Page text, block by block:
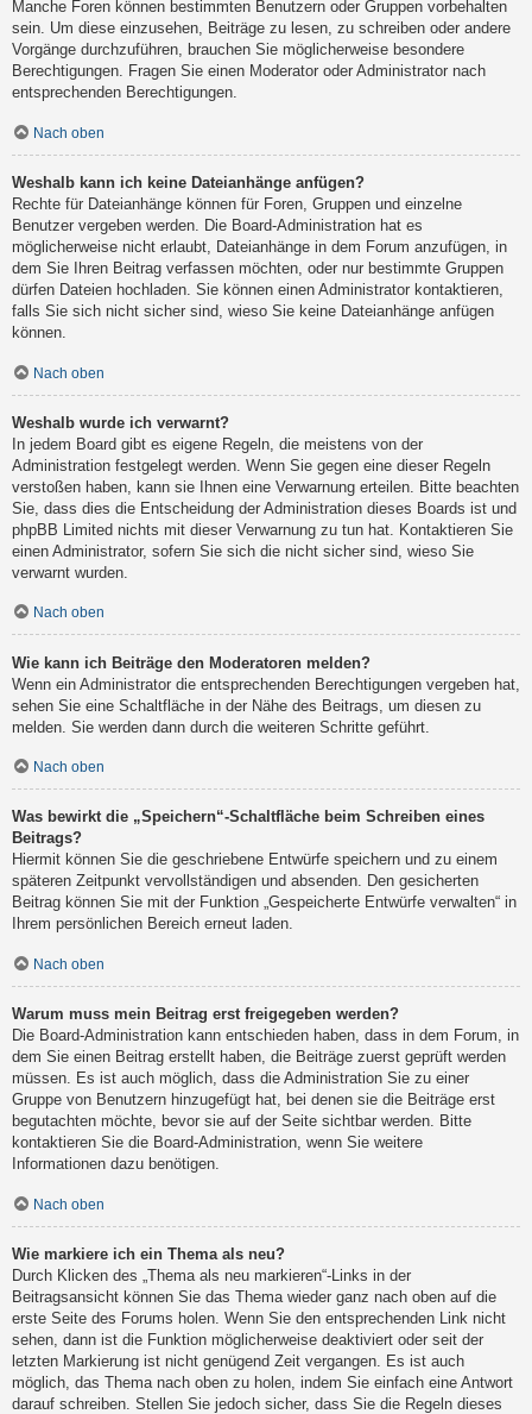
Manche Foren können bestimmten Benutzern oder Gruppen vorbehalten
sein. Um diese einzusehen, Beiträge zu lesen, zu schreiben oder andere
Vorgänge durchzuführen, brauchen Sie möglicherweise besondere
Berechtigungen. Fragen Sie einen Moderator oder Administrator nach
entsprechenden Berechtigungen.
Nach oben
Weshalb kann ich keine Dateianhänge anfügen?
Rechte für Dateianhänge können für Foren, Gruppen und einzelne
Benutzer vergeben werden. Die Board-Administration hat es
möglicherweise nicht erlaubt, Dateianhänge in dem Forum anzufügen, in
dem Sie Ihren Beitrag verfassen möchten, oder nur bestimmte Gruppen
dürfen Dateien hochladen. Sie können einen Administrator kontaktieren,
falls Sie sich nicht sicher sind, wieso Sie keine Dateianhänge anfügen
können.
Nach oben
Weshalb wurde ich verwarnt?
In jedem Board gibt es eigene Regeln, die meistens von der
Administration festgelegt werden. Wenn Sie gegen eine dieser Regeln
verstoßen haben, kann sie Ihnen eine Verwarnung erteilen. Bitte beachten
Sie, dass dies die Entscheidung der Administration dieses Boards ist und
phpBB Limited nichts mit dieser Verwarnung zu tun hat. Kontaktieren Sie
einen Administrator, sofern Sie sich die nicht sicher sind, wieso Sie
verwarnt wurden.
Nach oben
Wie kann ich Beiträge den Moderatoren melden?
Wenn ein Administrator die entsprechenden Berechtigungen vergeben hat,
sehen Sie eine Schaltfläche in der Nähe des Beitrags, um diesen zu
melden. Sie werden dann durch die weiteren Schritte geführt.
Nach oben
Was bewirkt die „Speichern“-Schaltfläche beim Schreiben eines
Beitrags?
Hiermit können Sie die geschriebene Entwürfe speichern und zu einem
späteren Zeitpunkt vervollständigen und absenden. Den gesicherten
Beitrag können Sie mit der Funktion „Gespeicherte Entwürfe verwalten“ in
Ihrem persönlichen Bereich erneut laden.
Nach oben
Warum muss mein Beitrag erst freigegeben werden?
Die Board-Administration kann entschieden haben, dass in dem Forum, in
dem Sie einen Beitrag erstellt haben, die Beiträge zuerst geprüft werden
müssen. Es ist auch möglich, dass die Administration Sie zu einer
Gruppe von Benutzern hinzugefügt hat, bei denen sie die Beiträge erst
begutachten möchte, bevor sie auf der Seite sichtbar werden. Bitte
kontaktieren Sie die Board-Administration, wenn Sie weitere
Informationen dazu benötigen.
Nach oben
Wie markiere ich ein Thema als neu?
Durch Klicken des „Thema als neu markieren“-Links in der
Beitragsansicht können Sie das Thema wieder ganz nach oben auf die
erste Seite des Forums holen. Wenn Sie den entsprechenden Link nicht
sehen, dann ist die Funktion möglicherweise deaktiviert oder seit der
letzten Markierung ist nicht genügend Zeit vergangen. Es ist auch
möglich, das Thema nach oben zu holen, indem Sie einfach eine Antwort
darauf schreiben. Stellen Sie jedoch sicher, dass Sie die Regeln dieses